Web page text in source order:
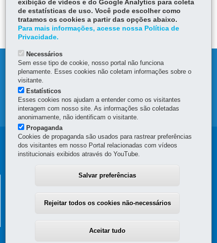
ÓRGÃO RESPONSÁVEL
DEIXE SUA OPINIÃO
MAPA DO SITE
DENUNCIE CORRUPÇÃO
Navegação
principal
SUPERINTENDÊNCIA GERAL DE
Rua Jacy Loureiro de Campos, s/n - 4º Andar - Ala C - Centro Cívico
(41) 3313-6273
exibição de vídeos e do Google Analytics para coleta
de estatísticas de uso. Você pode escolher como
tratamos os cookies a partir das opções abaixo.
Para mais informações, acesse nossa Política de
Privacidade.
Necessários
Sem esse tipo de cookie, nosso portal não funciona
plenamente. Esses cookies não coletam informações sobre o
visitante.
Estatísticos
Esses cookies nos ajudam a entender como os visitantes
interagem com nosso site. As informações são coletadas
anonimamente, não identificam o visitante.
Propaganda
Cookies de propaganda são usados para rastrear preferências
dos visitantes em nosso Portal relacionadas com vídeos
institucionais exibidos através do YouTube.
Salvar preferências
Rejeitar todos os cookies não-necessários
Aceitar tudo